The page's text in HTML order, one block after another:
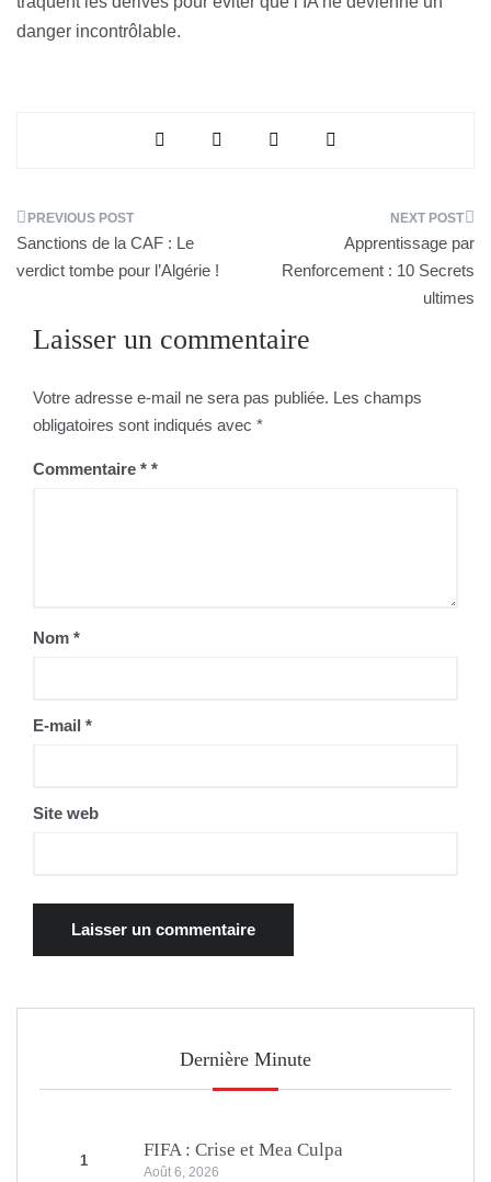
danger incontrôlable.
Navigation
de
Sanctions de la CAF : Le
verdict tombe pour l’Algérie !
Apprentissage par
Renforcement : 10 Secrets
ultimes
Laisser un commentaire
Votre adresse e-mail ne sera pas publiée. Les champs
obligatoires sont indiqués avec *
Commentaire *
Nom *
E-mail *
Site web
Dernière Minute
1
FIFA : Crise et Mea Culpa
Août 6, 2026